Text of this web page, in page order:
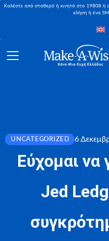
Καλέστε από σταθερό ή κινητό στο 19808 ή
κλήση ή ένα
UNCATEGORIZED 6
Εύχομαι
Jed